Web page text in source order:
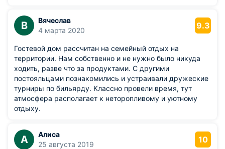
В
Вячеслав
4 марта 2020
9.3
Гостевой дом рассчитан на семейный отдых на
территории. Нам собственно и не нужно было никуда
ходить, разве что за продуктами. С другими
постояльцами познакомились и устраивали дружеские
турниры по бильярду. Классно провели время, тут
атмосфера располагает к неторопливому и уютному
отдыху.
А
Алиса
25 августа 2019
10